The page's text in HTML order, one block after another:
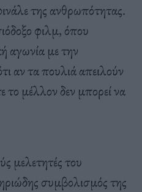
της ανθρωπότητας.
φιλμ, όπου
αγωνία με την
αν τα πουλιά απειλούν
μέλλον δεν μπορεί να
μελετητές του
συμβολισμός της